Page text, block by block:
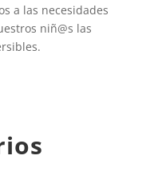
a las necesidades
niñ@s las